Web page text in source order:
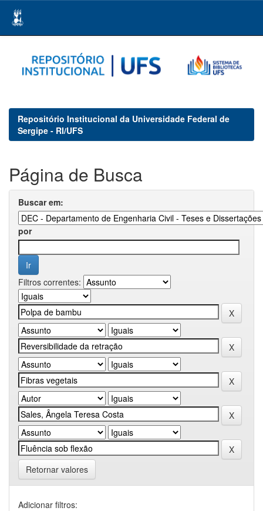
navigation
Repositório Institucional da Universidade Federal de
Sergipe - RI/UFS
Página de Busca
Buscar em:
por
Filtros correntes:
Retornar valores
Adicionar filtros: